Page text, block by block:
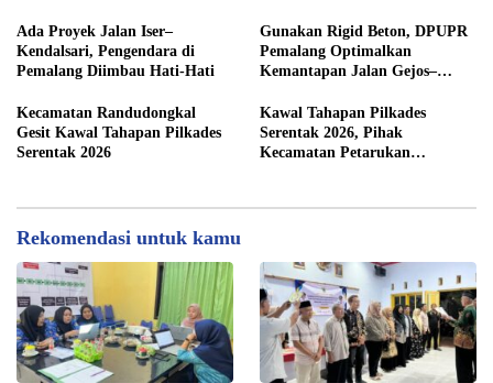
Ada Proyek Jalan Iser–
Kendalsari, Pengendara di
Pemalang Diimbau Hati-Hati
Gunakan Rigid Beton, DPUPR
Pemalang Optimalkan
Kemantapan Jalan Gejos–
Kecamatan Randudongkal
Gesit Kawal Tahapan Pilkades
Serentak 2026
Kawal Tahapan Pilkades
Serentak 2026, Pihak
Kecamatan Petarukan
Rekomendasi untuk kamu